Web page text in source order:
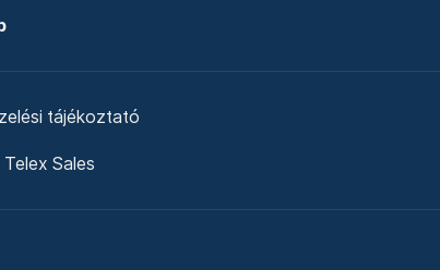
tájékoztató
Telex Sales